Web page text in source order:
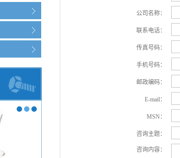
公司名称：
联系电话：
传真号码：
手机号码：
邮政编码：
E-mail：
MSN：
咨询主题：
咨询内容：